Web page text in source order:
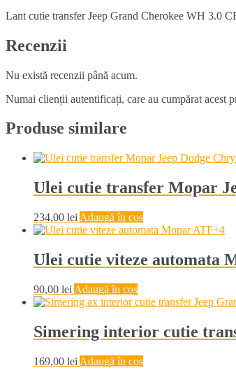
NV245
2010)
Lant cutie transfer Jeep Grand Cherokee WH 3.0
Recenzii
Nu există recenzii până acum.
Numai clienții autentificați, care au cumpărat acest
Produse similare
Ulei cutie transfer Mopar
234,00 lei Adaugă în coș
Ulei cutie viteze automata
90,00 lei Adaugă în coș
Simering interior cutie
169,00 lei Adaugă în coș